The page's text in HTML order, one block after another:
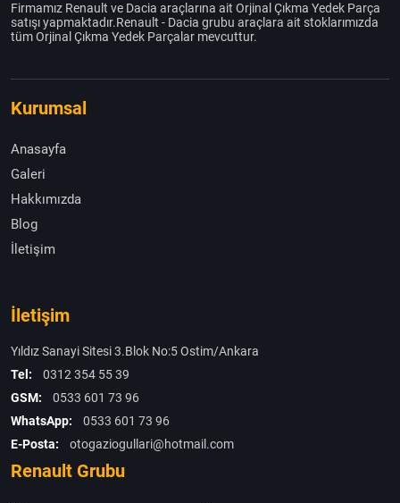
Firmamız Renault ve Dacia araçlarına ait Orjinal Çıkma Yedek Parça
satışı yapmaktadır.Renault - Dacia grubu araçlara ait stoklarımızda
tüm Orjinal Çıkma Yedek Parçalar mevcuttur.
Kurumsal
Anasayfa
Galeri
Hakkımızda
Blog
İletişim
İletişim
Yıldız Sanayi Sitesi 3.Blok No:5 Ostim/Ankara
Tel:
0312 354 55 39
GSM:
0533 601 73 96
WhatsApp:
0533 601 73 96
E-Posta:
otogaziogullari@hotmail.com
Renault Grubu